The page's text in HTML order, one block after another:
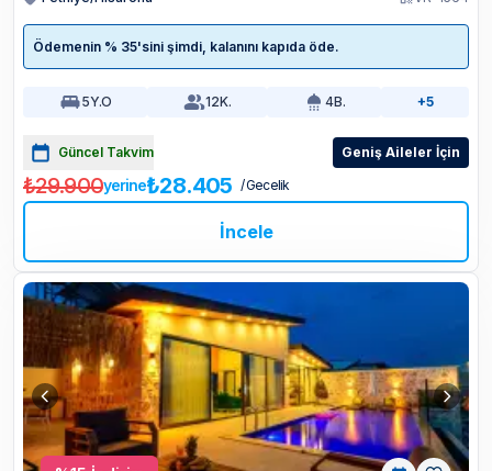
Ödemenin % 35'sini şimdi, kalanını kapıda öde.
5Y.O 12K. 4B. +5
Güncel Takvim Geniş Aileler İçin
₺29.900yerine₺28.405 / Gecelik
İncele